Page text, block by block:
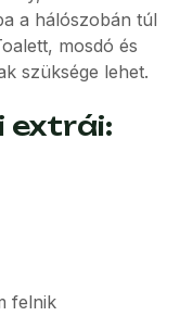
a hálószobán túl
mosdó és
szüksége lehet.
extrái:
felnik